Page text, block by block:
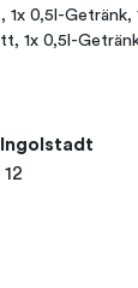
1x 0,5l-Getränk,
1x 0,5l-